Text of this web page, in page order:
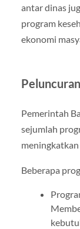
antar dinas
program
ekonomi
Pemerintah
sejumlah
Beberapa